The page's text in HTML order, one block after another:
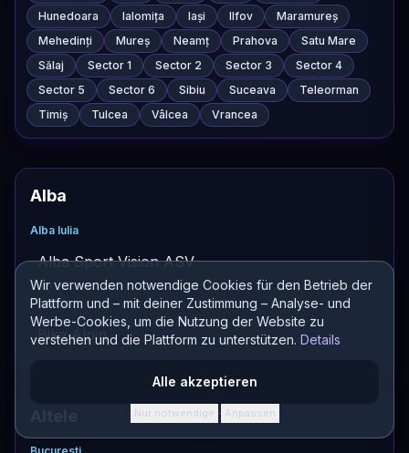
Wir verwenden notwendige Cookies für den Betrieb der
Plattform und – mit deiner Zustimmung – Analyse- und
Werbe-Cookies, um die Nutzung der Website zu
verstehen und die Plattform zu unterstützen. Details
Alle akzeptieren
Nur notwendige · Anpassen
Hunedoara
Ialomița Iași Ilfov
Maramureș
Mehedinți
Mureș Neamț Prahova
Satu Mare
Sălaj
Sector 1 Sector 2 Sector 3
Sector 4
Sector 5
Sector 6 Sibiu Suceava
Teleorman
Timiș
Tulcea Vâlcea Vrancea
Alba
Alba Iulia
Alba Sport Vision ASV
Paclisa
Bike Alpin